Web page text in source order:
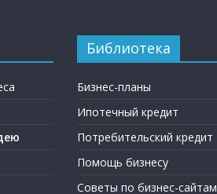
Библиотека
Бизнес-планы
Ипотечный кредит
Потребительский кредит
Помощь бизнесу
Советы по бизнес-сайтам